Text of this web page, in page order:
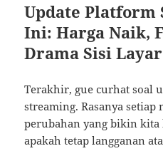
Update
Ini: Harga Naik,
Drama Sisi Layar
Terakhir, gue curhat soal
streaming. Rasanya setiap
perubahan yang bikin
apakah tetap langganan